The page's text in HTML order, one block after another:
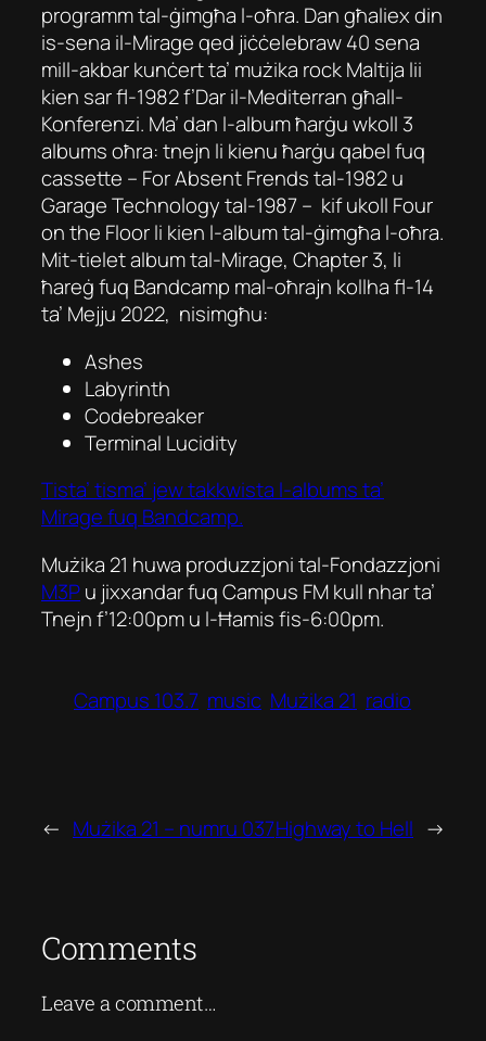
programm tal-ġimgħa l-oħra. Dan għaliex din
is-sena il-Mirage qed jiċċelebraw 40 sena
mill-akbar kunċert ta’ mużika rock Maltija lii
kien sar fl-1982 f’Dar il-Mediterran għall-
Konferenzi. Ma’ dan l-album ħarġu wkoll 3
albums oħra: tnejn li kienu ħarġu qabel fuq
cassette – For Absent Frendstal-1982 u
Garage Technologytal-1987 – kif ukoll Four
on the Floorli kien l-album tal-ġimgħa l-oħra.
Mit-tielet album tal-Mirage, Chapter 3, li
ħareġ fuq Bandcamp mal-oħrajn kollha fl-14
ta’ Mejju 2022, nisimgħu:
Ashes
Labyrinth
Codebreaker
Terminal Lucidity
Tista’ tisma’ jew takkwista l-albums ta’
Mirage fuq Bandcamp.
Mużika 21 huwa produzzjoni tal-Fondazzjoni
M3Pu jixxandar fuq Campus FM kull nhar ta’
Tnejn f’12:00pm u l-Ħamis fis-6:00pm.
Campus 103.7 music Mużika 21 radio
← Mużika 21 – numru 037Highway to Hell →
Comments
Leave a comment…